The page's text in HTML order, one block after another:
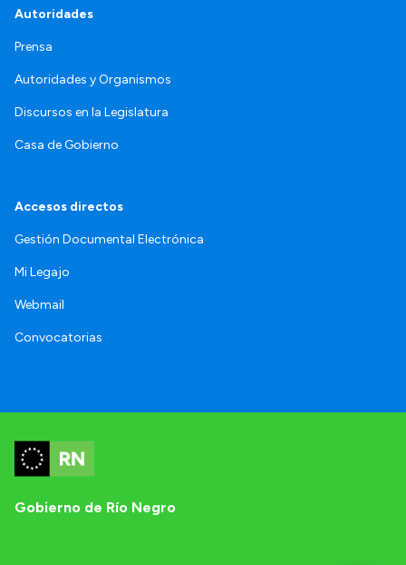
Autoridades
Prensa
Autoridades y Organismos
Discursos en la Legislatura
Casa de Gobierno
Accesos directos
Gestión Documental Electrónica
Mi Legajo
Webmail
Convocatorias
Gobierno de Río Negro